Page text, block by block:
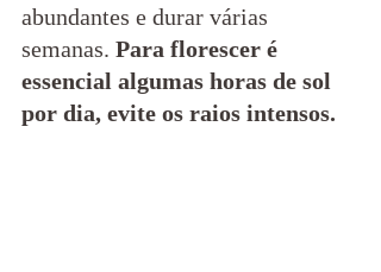
abundantes e durar várias
semanas. Para florescer é
essencial algumas horas de sol
por dia, evite os raios intensos.